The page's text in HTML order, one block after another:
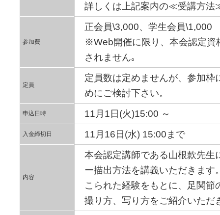
詳しくは上記案内の≪受講方法
参加費
正会員\3,000、学生会員\1,000
※Web開催に限り、本会認定資
されません｡
定員
定員数は定めませんが、参加枠
めにご検討下さい。
申込日時 11月1日(火)15:00 ～
入金締切日 11月16日(水) 15:00まで
内容
本会認定講師である山根款先生
ー描出方法を講義いただきます
こられた経験をもとに、足関
撮り方、写り方をご紹介いただ